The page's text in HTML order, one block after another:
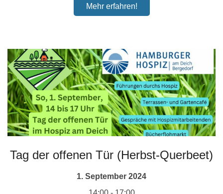
Mehr erfahren!
Tag der offenen Tür (Herbst-Querbeet)
1. September 2024